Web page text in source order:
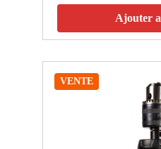
Ajouter
VENTE